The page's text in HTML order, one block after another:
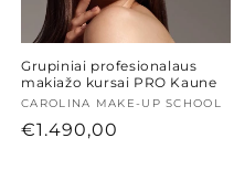
Grupiniai profesionalaus
makiažo kursai PRO Kaune
Tiekėjas:
CAROLINA MAKE-UP SCHOOL
Įprasta
€1.490,00